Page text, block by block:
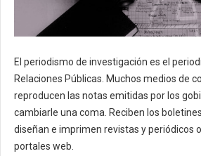
El periodismo de investigación es el
Relaciones Públicas. Muchos medios de
reproducen las notas emitidas por los
cambiarle una coma. Reciben los
diseñan e imprimen revistas y periódicos
portales web.